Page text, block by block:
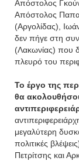
Απόστολος
Απόστολος
(Αργολίδας),
δεν πήγε στη
(Λακωνίας) που
πλευρό του
Το έργο της
θα
μεγαλύτερη
πολιτικές
Πετρίτσης και